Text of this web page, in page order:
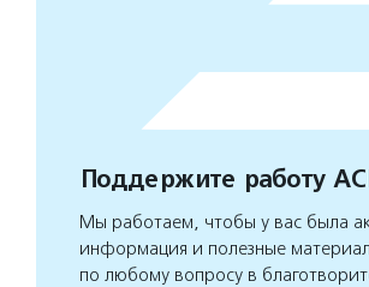
Поддержите работу
Мы работаем, чтобы у вас была
информация и полезные
по любому вопросу в